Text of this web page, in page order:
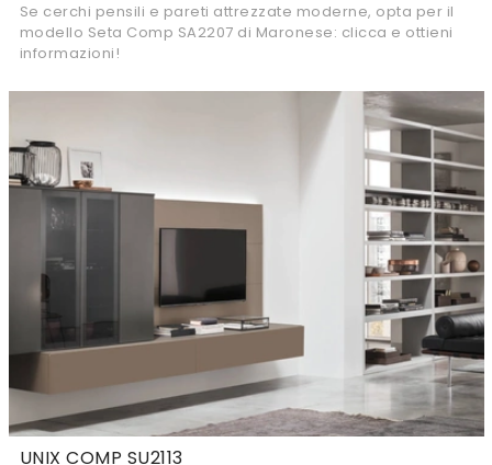
Se cerchi pensili e pareti attrezzate moderne, opta per il
modello Seta Comp SA2207 di Maronese: clicca e ottieni
informazioni!
UNIX COMP SU2113